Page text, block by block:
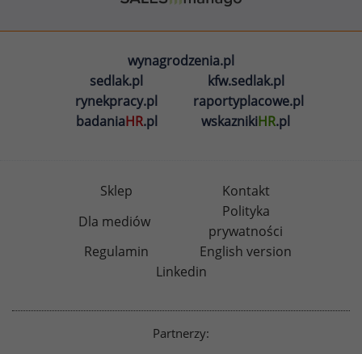
wynagrodzenia.pl
sedlak.pl
kfw.sedlak.pl
rynekpracy.pl
raportyplacowe.pl
badaniaHR.pl wskaznikiHR.pl
Sklep
Kontakt
Dla mediów
Polityka
prywatności
Regulamin
English version
Linkedin
Partnerzy: